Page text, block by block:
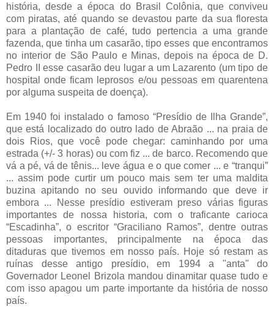
história, desde a época do Brasil Colônia, que conviveu
com piratas, até quando se devastou parte da sua floresta
para a plantação de café, tudo pertencia a uma grande
fazenda, que tinha um casarão, tipo esses que encontramos
no interior de São Paulo e Minas, depois na época de D.
Pedro II esse casarão deu lugar a um Lazarento (um tipo de
hospital onde ficam leprosos e/ou pessoas em quarentena
por alguma suspeita de doença).
Em 1940 foi instalado o famoso “Presídio de Ilha Grande”,
que está localizado do outro lado de Abraão ... na praia de
dois Rios, que você pode chegar: caminhando por uma
estrada (+/- 3 horas) ou com fiz ... de barco. Recomendo que
vá a pé, vá de tênis... leve água e o que comer ... e “tranqui”
... assim pode curtir um pouco mais sem ter uma maldita
buzina apitando no seu ouvido informando que deve ir
embora ... Nesse presídio estiveram preso várias figuras
importantes de nossa historia, com o traficante carioca
“Escadinha”, o escritor “Graciliano Ramos”, dentre outras
pessoas importantes, principalmente na época das
ditaduras que tivemos em nosso país. Hoje só restam as
ruínas desse antigo presídio, em 1994 a "anta" do
Governador Leonel Brizola mandou dinamitar quase tudo e
com isso apagou um parte importante da história de nosso
país.